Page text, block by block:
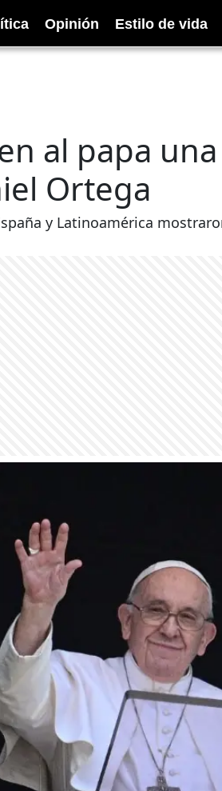
Opinión Estilo de vida
al papa
Ortega
y Latinoamérica